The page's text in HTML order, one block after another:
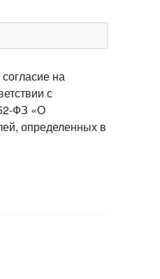
на
с
ФЗ «О
определенных в